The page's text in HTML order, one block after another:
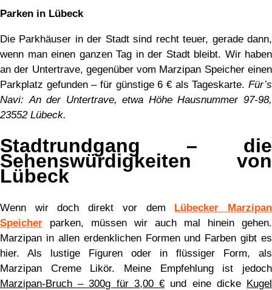
Parken in Lübeck
Die Parkhäuser in der Stadt sind recht teuer, gerade dann,
wenn man einen ganzen Tag in der Stadt bleibt. Wir haben
an der Untertrave, gegenüber vom Marzipan Speicher einen
Parkplatz gefunden – für günstige 6 € als Tageskarte. Für’s
Navi: An der Untertrave, etwa Höhe Hausnummer 97-98,
23552 Lübeck.
Stadtrundgang – die
Sehenswürdigkeiten von
Lübeck
Wenn wir doch direkt vor dem Lübecker Marzipan
Speicher parken, müssen wir auch mal hinein gehen.
Marzipan in allen erdenklichen Formen und Farben gibt es
hier. Als lustige Figuren oder in flüssiger Form, als
Marzipan Creme Likör. Meine Empfehlung ist jedoch
Marzipan-Bruch – 300g für 3,00 € und eine dicke Kugel